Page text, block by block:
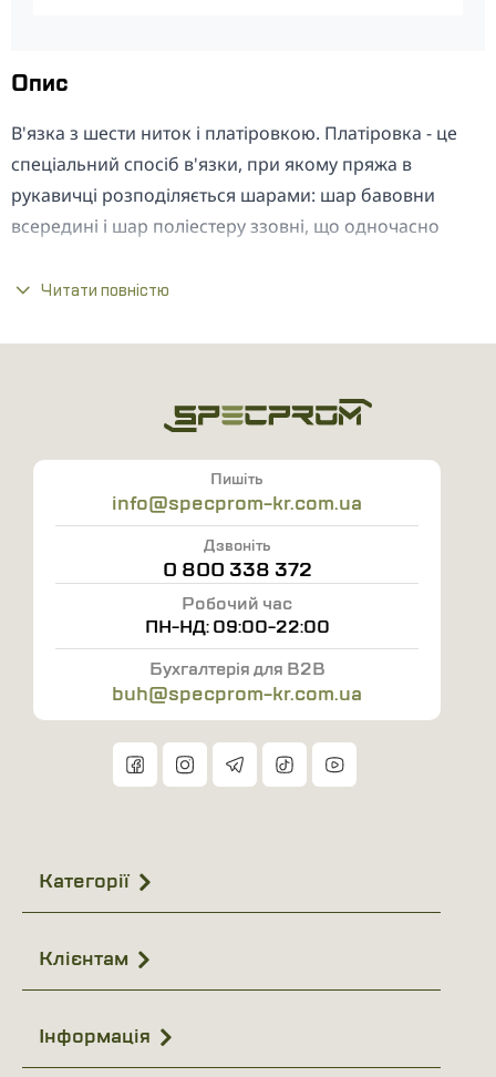
Опис
В'язка з шести ниток і платіровкою. Платіровка - це
спеціальний спосіб в'язки, при якому пряжа в
рукавичці розподіляється шарами: шар бавовни
всередині і шар поліестеру ззовні, що одночасно
підвищену стійкість до зношування.
відміну від обробки x-ниткою.
Під край манжети підкладена гумка для кращого
прилягання до руки.
Полімерне покриття ПВХ забезпечує додатковий
захист для рук, а також збільшує зносостійкість
рукавички
% БАВОВНА,40% Поліестер
Призначені для важких будівельних робіт.
пар в упаковці (мішок)
Читати повністю
Пишіть
info@specprom-kr.com.ua
Дзвоніть
0 800 338 372
Робочий час
ПН-НД: 09:00-22:00
Бухгалтерія для B2B
buh@specprom-kr.com.ua
Категорії
Клієнтам
Інформація